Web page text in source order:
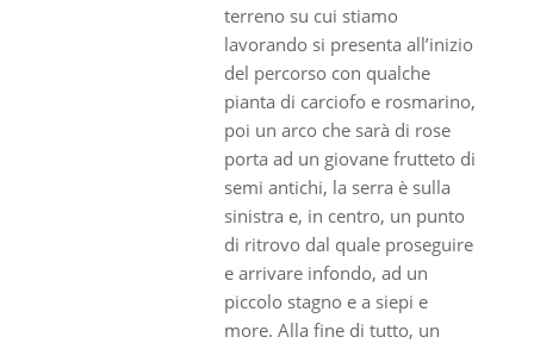
terreno su cui stiamo
lavorando si presenta all’inizio
del percorso con qualche
pianta di carciofo e rosmarino,
poi un arco che sarà di rose
porta ad un giovane frutteto di
semi antichi, la serra è sulla
sinistra e, in centro, un punto
di ritrovo dal quale proseguire
e arrivare infondo, ad un
piccolo stagno e a siepi e
more. Alla fine di tutto, un